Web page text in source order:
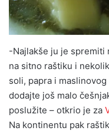
-Najlakše ju je spremiti
na sitno raštiku i
soli, papra i
dodajte još malo
poslužite – otkrio je za
Na kontinentu pak